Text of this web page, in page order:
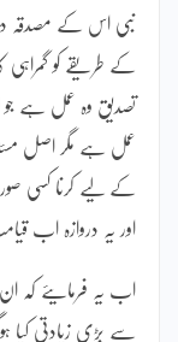
نبی اس کے مصدقہ
کے طریقے کو
تصدیق وہ عمل ہے جو
عمل ہے مگر اصل
کے لیے کرنا کسی
اور یہ دروازہ اب
اب یہ فرمایئے کہ ان
سے بڑی زیادتی کیا